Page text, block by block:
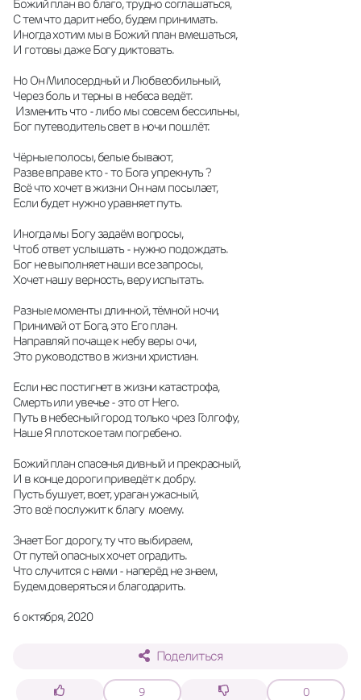
Божий план во благо, трудно соглашаться,
С тем что дарит небо, будем принимать.
Иногда хотим мы в Божий план вмешаться,
И готовы даже Богу диктовать.
Но Он Милосердный и Любвеобильный,
Через боль и терны в небеса ведёт.
Изменить что - либо мы совсем бессильны,
Бог путеводитель свет в ночи пошлёт.
Чёрные полосы, белые бывают,
Разве вправе кто - то Бога упрекнуть ?
Всё что хочет в жизни Он нам посылает,
Если будет нужно уравняет путь.
Иногда мы Богу задаём вопросы,
Чтоб ответ услышать - нужно подождать.
Бог не выполняет наши все запросы,
Хочет нашу верность, веру испытать.
Разные моменты длинной, тёмной ночи,
Принимай от Бога, это Его план.
Направляй почаще к небу веры очи,
Это руководство в жизни христиан.
Если нас постигнет в жизни катастрофа,
Смерть или увечье - это от Него.
Путь в небесный город только чрез Голгофу,
Наше Я плотское там погребено.
Божий план спасенья дивный и прекрасный,
И в конце дороги приведёт к добру.
Пусть бушует, воет, ураган ужасный,
Это всё послужит к благу  моему.
Знает Бог дорогу, ту что выбираем,
От путей опасных хочет оградить.
Что случится с нами - наперёд не знаем,
Будем доверяться и благодарить.
6 октября, 2020
Поделиться
9 0